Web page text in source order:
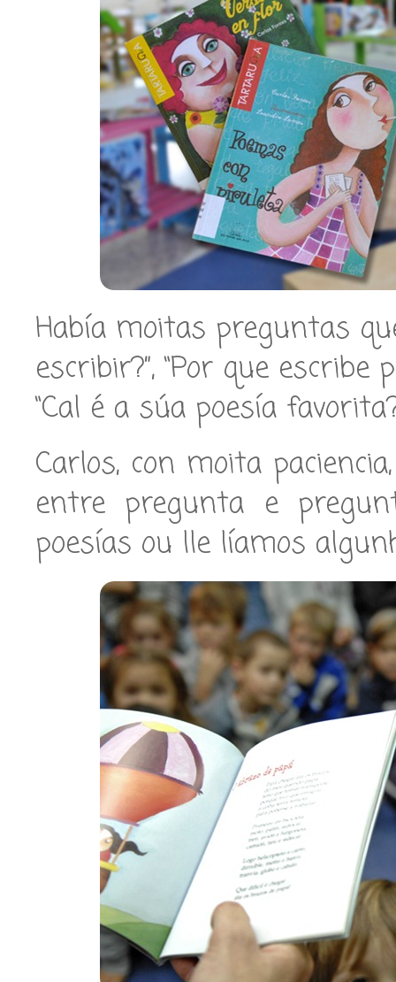
Había moitas preguntas
escribir?”, “Por que escribe
“Cal é a súa poesía
Carlos, con moita
entre pregunta e
poesías ou lle líamos